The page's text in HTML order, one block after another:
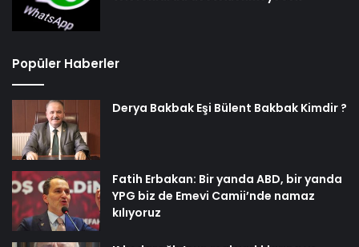
Popüler Haberler
Derya Bakbak Eşi Bülent Bakbak Kimdir ?
Fatih Erbakan: Bir yanda ABD, bir yanda
YPG biz de Emevi Camii’nde namaz
kılıyoruz